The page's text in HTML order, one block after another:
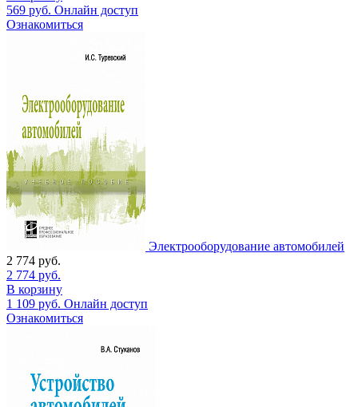
569 руб. Онлайн доступ
Ознакомиться
Электрооборудование автомобилей
2 774 руб.
2 774 руб.
В корзину
1 109 руб. Онлайн доступ
Ознакомиться